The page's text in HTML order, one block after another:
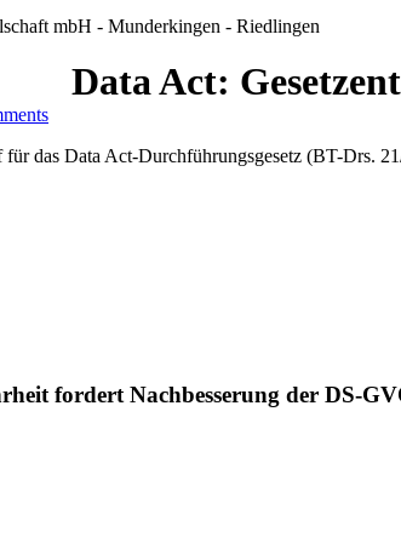
Data Act:
das Data Act-Durchführungsgesetz (BT-Drs.
fordert Nachbesserung der DS-